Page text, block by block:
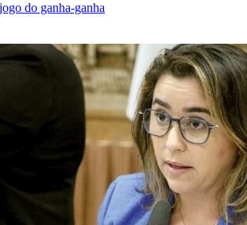
do ganha-ganha